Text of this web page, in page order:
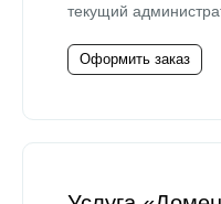
текущий
Оформить заказ